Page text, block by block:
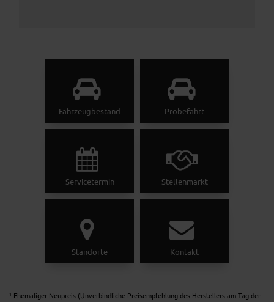
Fahrzeugbestand Probefahrt
Servicetermin Stellenmarkt
Standorte Kontakt
1
Ehemaliger Neupreis (Unverbindliche Preisempfehlung des Herstellers am Tag der